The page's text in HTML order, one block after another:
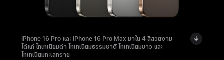
iPhone 16 Pro และ iPhone 16 Pro Max มาใน 4 สีสวยงาม
ได้แก่ ไทเทเนียมดำ ไทเทเนียมธรรมชาติ ไทเทเนียมขาว และ
ไทเทเนียมทะเลทราย